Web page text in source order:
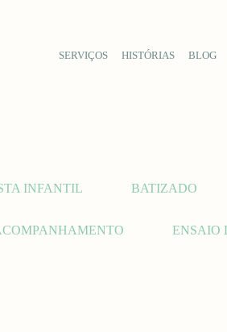
SERVIÇOS HISTÓRIAS BLOG
INFANTIL BATIZADO
ENSAIO